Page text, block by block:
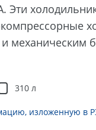
Эти
механическим
310 л
изложенную в